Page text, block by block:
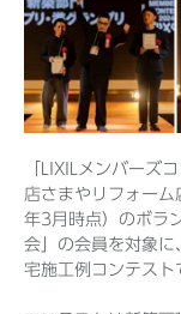
「LIXILメンバーズ
店さまやリフォー
年3月時点）のボラ
会」の会員を対象
宅施工例コンテスト